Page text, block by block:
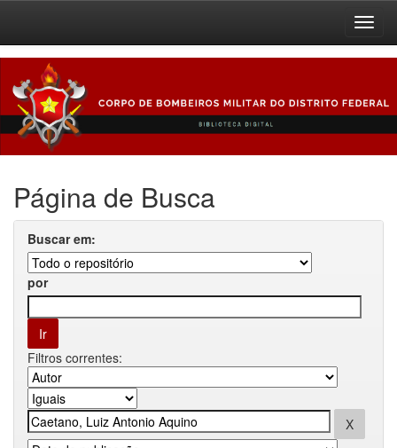
navigation
Página de Busca
Buscar em:
por
Filtros correntes: